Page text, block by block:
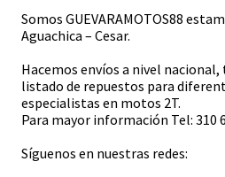
Somos GUEVARAMOTOS88
Aguachica – Cesar.
Hacemos envíos a nivel
listado de repuestos para
especialistas en motos 2T.
Para mayor información Tel: 310
Síguenos en nuestras redes: